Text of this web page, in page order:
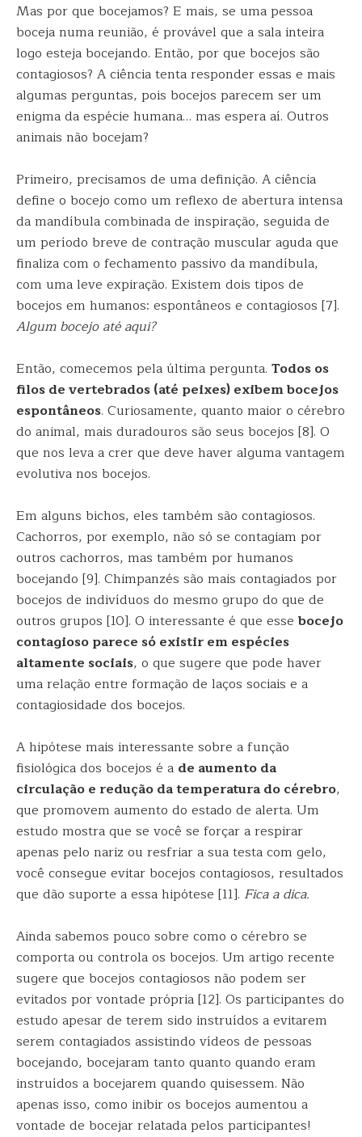
Mas por que bocejamos? E mais, se uma pessoa
boceja numa reunião, é provável que a sala inteira
logo esteja bocejando. Então, por que bocejos são
contagiosos? A ciência tenta responder essas e mais
algumas perguntas, pois bocejos parecem ser um
enigma da espécie humana… mas espera aí. Outros
animais não bocejam?
Primeiro, precisamos de uma definição. A ciência
define o bocejo como um reflexo de abertura intensa
da mandíbula combinada de inspiração, seguida de
um período breve de contração muscular aguda que
finaliza com o fechamento passivo da mandíbula,
com uma leve expiração. Existem dois tipos de
bocejos em humanos: espontâneos e contagiosos [7].
Algum bocejo até aqui?
Então, comecemos pela última pergunta. Todos os
filos de vertebrados (até peixes) exibem bocejos
espontâneos. Curiosamente, quanto maior o cérebro
do animal, mais duradouros são seus bocejos [8]. O
que nos leva a crer que deve haver alguma vantagem
evolutiva nos bocejos.
Em alguns bichos, eles também são contagiosos.
Cachorros, por exemplo, não só se contagiam por
outros cachorros, mas também por humanos
bocejando [9]. Chimpanzés são mais contagiados por
bocejos de indivíduos do mesmo grupo do que de
outros grupos [10]. O interessante é que esse bocejo
contagioso parece só existir em espécies
altamente sociais, o que sugere que pode haver
uma relação entre formação de laços sociais e a
contagiosidade dos bocejos.
A hipótese mais interessante sobre a função
fisiológica dos bocejos é a de aumento da
circulação e redução da temperatura do cérebro,
que promovem aumento do estado de alerta. Um
estudo mostra que se você se forçar a respirar
apenas pelo nariz ou resfriar a sua testa com gelo,
você consegue evitar bocejos contagiosos, resultados
que dão suporte a essa hipótese [11]. Fica a dica.
Ainda sabemos pouco sobre como o cérebro se
comporta ou controla os bocejos. Um artigo recente
sugere que bocejos contagiosos não podem ser
evitados por vontade própria [12]. Os participantes do
estudo apesar de terem sido instruídos a evitarem
serem contagiados assistindo vídeos de pessoas
bocejando, bocejaram tanto quanto quando eram
instruídos a bocejarem quando quisessem. Não
apenas isso, como inibir os bocejos aumentou a
vontade de bocejar relatada pelos participantes!